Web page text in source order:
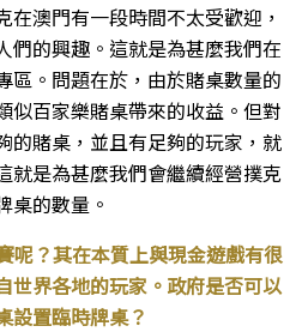
在澳門有一段時間不太受歡迎，
們的興趣。這就是為甚麼我們在
區。問題在於，由於賭桌數量的
似百家樂賭桌帶來的收益。但對
的賭桌，並且有足夠的玩家，就
就是為甚麼我們會繼續經營撲克
桌的數量。
呢？其在本質上與現金遊戲有很
世界各地的玩家。政府是否可以
設置臨時牌桌？